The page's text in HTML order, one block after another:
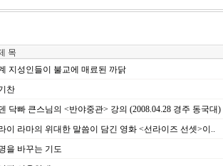
목
지성인들이 불교에 매료된 까닭
찬
닥빠 큰스님의 <반야중관> 강의 (2008.04.28 경주 동국대)
이 라마의 위대한 말씀이 담긴 영화 <선라이즈 선셋>이..
을 바꾸는 기도